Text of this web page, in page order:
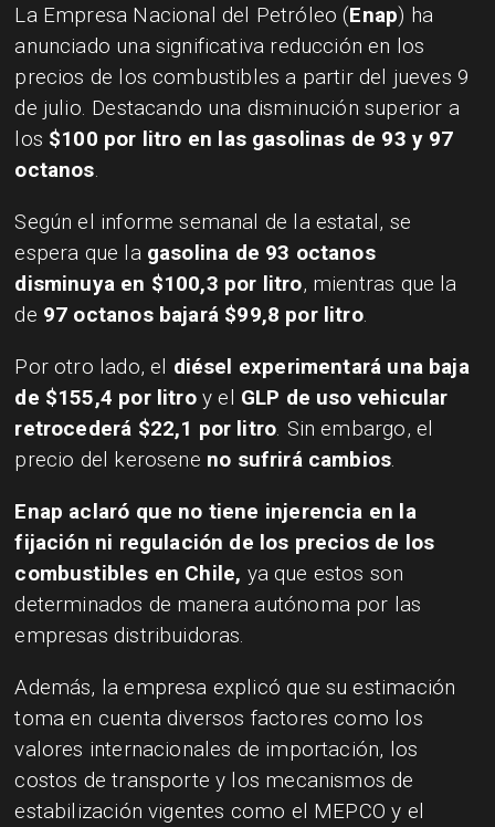
La Empresa Nacional del Petróleo (Enap) ha
anunciado una significativa reducción en los
precios de los combustibles a partir del jueves 9
de julio. Destacando una disminución superior a
los $100 por litro en las gasolinas de 93 y 97
octanos.
Según el informe semanal de la estatal, se
espera que la gasolina de 93 octanos
disminuya en $100,3 por litro, mientras que la
de 97 octanos bajará $99,8 por litro.
Por otro lado, el diésel experimentará una baja
de $155,4 por litroy el GLP de uso vehicular
retrocederá $22,1 por litro. Sin embargo, el
precio del kerosene no sufrirá cambios.
Enap aclaró que no tiene injerencia en la
fijación ni regulación de los precios de los
combustibles en Chile, ya que estos son
determinados de manera autónoma por las
empresas distribuidoras.
Además, la empresa explicó que su estimación
toma en cuenta diversos factores como los
valores internacionales de importación, los
costos de transporte y los mecanismos de
estabilización vigentes como el MEPCO y el